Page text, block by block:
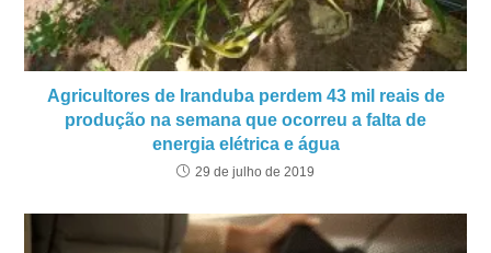
Agricultores de Iranduba perdem 43 mil reais de
produção na semana que ocorreu a falta de
energia elétrica e água
29 de julho de 2019